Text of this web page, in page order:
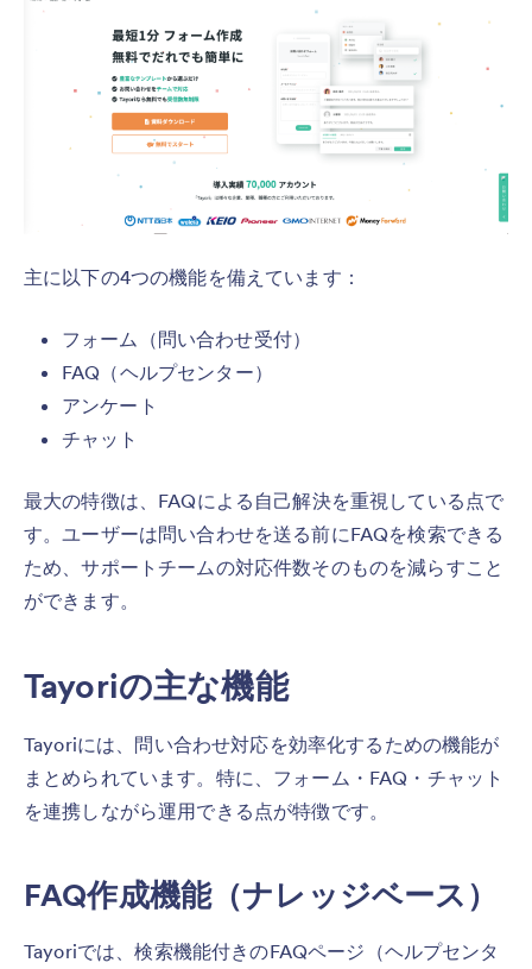
主に以下の4つの機能を備えています：
フォーム（問い合わせ受付）
FAQ（ヘルプセンター）
アンケート
チャット
最大の特徴は、FAQによる自己解決を重視している点で
す。ユーザーは問い合わせを送る前にFAQを検索できる
ため、サポートチームの対応件数そのものを減らすこと
ができます。
Tayoriの主な機能
Tayoriには、問い合わせ対応を効率化するための機能が
まとめられています。特に、フォーム・FAQ・チャット
を連携しながら運用できる点が特徴です。
FAQ作成機能（ナレッジベース）
Tayoriでは、検索機能付きのFAQページ（ヘルプセンタ